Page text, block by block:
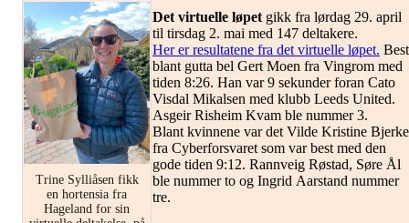
Trine Sylliåsen fikk
en hortensia fra
Hageland for sin
Det virtuelle løpetgikk fra lørdag 29. april
til tirsdag 2. mai med 147 deltakere.
Her er resultatene fra det virtuelle løpet. Best
blant gutta bel Gert Moen fra Vingrom med
tiden 8:26. Han var 9 sekunder foran Cato
Visdal Mikalsen med klubb Leeds United.
Asgeir Risheim Kvam ble nummer 3.
Blant kvinnene var det Vilde Kristine Bjerke
fra Cyberforsvaret som var best med den
gode tiden 9:12. Rannveig Røstad, Søre Ål
ble nummer to og Ingrid Aarstand nummer
tre.